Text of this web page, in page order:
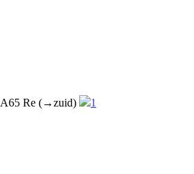
A65 Re (→zuid)
1